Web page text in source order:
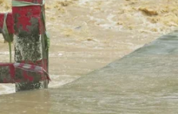
Cup: Thái
thức